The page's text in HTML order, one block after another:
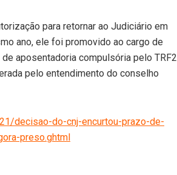
para retornar ao Judiciário em
ano, ele foi promovido ao cargo de
aposentadoria compulsória pelo TRF2
pelo entendimento do conselho
decisao-do-cnj-encurtou-prazo-de-
preso.ghtml